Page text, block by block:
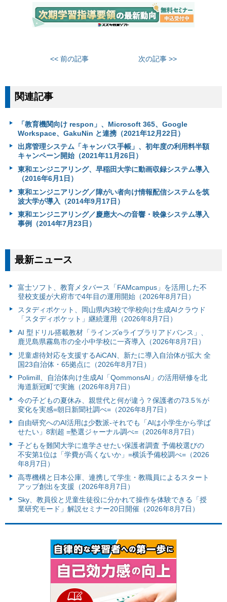
<< 前の記事 次の記事 >>
関連記事
「教育機関向け respon」、Microsoft 365、Google
Workspace、GakuNin と連携（2021年12月22日）
出席管理システム「キャンパス手帳」、初年度の利用料半額
キャンペーン開始（2021年11月26日）
東和エンジニアリング、早稲田大学に動画収録システム導入
（2016年6月1日）
東和エンジニアリング／障がい者向け情報配信システムを筑
波大学が導入（2014年9月17日）
東和エンジニアリング／慶應大への音響・映像システム導入
事例（2014年7月23日）
最新ニュース
富⼠ソフト、教育メタバース「FAMcampus」を活用した不
登校支援が大府市で4年目の運用開始（2026年8月7日）
スタディポケット、岡山県内3校で学校向け生成AIクラウド
「スタディポケット」継続運用（2026年8月7日）
AI 型ドリル搭載教材「ラインズeライブラリアドバンス」、
鹿児島県霧島市の全小中学校に一斉導入（2026年8月7日）
児童虐待対応を支援するAiCAN、新たに導入自治体が拡大 全
国23自治体・65拠点に（2026年8月7日）
Polimill、自治体向け生成AI「QommonsAI」の活用研修を北
海道新冠町で実施（2026年8月7日）
今の子どもの夏休み、親世代と何が違う？保護者の73.5％が
変化を実感=朝日新聞社調べ=（2026年8月7日）
自由研究へのAI活用は少数派-それでも「AIは小学生から学ば
せたい」8割超 =塾選ジャーナル調べ=（2026年8月7日）
子どもを難関大学に進学させたい保護者調査 予備校選びの
不安第1位は「学費が高くないか」=横浜予備校調べ=（2026
年8月7日）
高専機構と日本公庫、連携して学生・教職員によるスタート
アップ創出を支援（2026年8月7日）
Sky、教員役と児童生徒役に分かれて操作を体験できる「授
業研究モード」解説セミナー20日開催（2026年8月7日）